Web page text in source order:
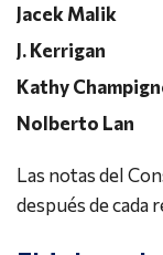
Jacek Malik
J. Kerrigan
Kathy
Nolberto Lan
Las notas del
después de cada